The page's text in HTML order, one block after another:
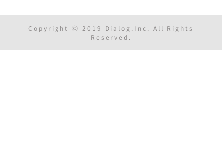
Copyright Ⓒ 2019 Dialog.Inc. All Rights
Reserved.